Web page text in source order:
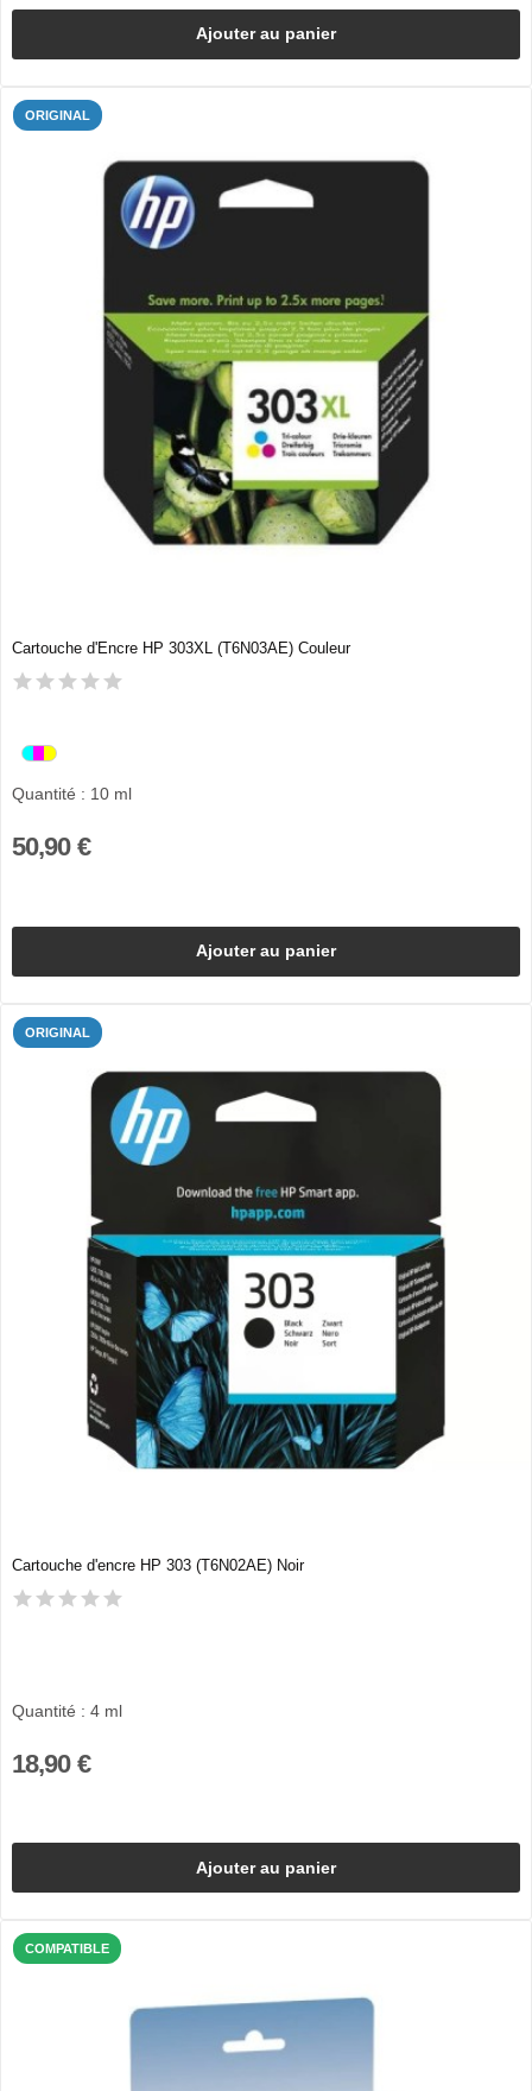
Ajouter au panier
ORIGINAL
Cartouche d'Encre HP 303XL (T6N03AE) Couleur
Quantité : 10 ml
50,90 €
Ajouter au panier
ORIGINAL
Cartouche d'encre HP 303 (T6N02AE) Noir
Quantité : 4 ml
18,90 €
Ajouter au panier
COMPATIBLE